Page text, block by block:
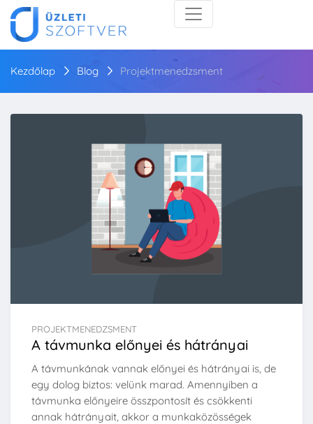
Kezdőlap Blog Projektmenedzsment
PROJEKTMENEDZSMENT
A távmunka előnyei és hátrányai
A távmunkának vannak előnyei és hátrányai is, de
egy dolog biztos: velünk marad. Amennyiben a
távmunka előnyeire összpontosít és csökkenti
annak hátrányait, akkor a munkaközösségek